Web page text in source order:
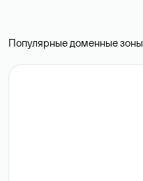
Популярные доменные зоны